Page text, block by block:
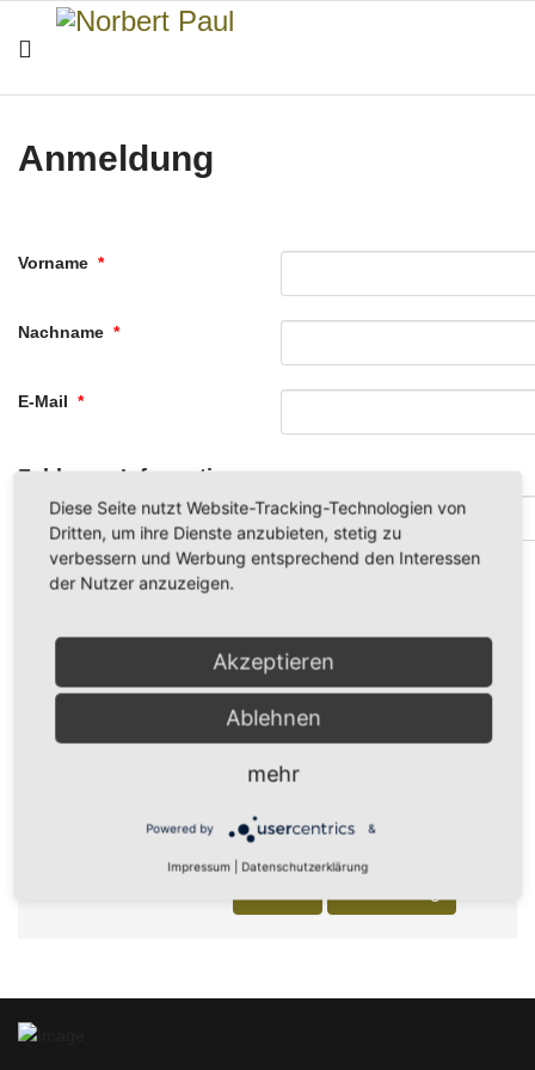
Anmeldung
Vorname *
Nachname *
E-Mail *
Zahlungs-Information
Betrag
€
By registering for this event
Policy, you agree to this
website storing your
Diese Seite nutzt Website-Tracking-Technologien von
Dritten, um ihre Dienste anzubieten, stetig zu
verbessern und Werbung entsprechend den Interessen
der Nutzer anzuzeigen.
Akzeptieren
Ablehnen
mehr
Powered by &
Impressum Datenschutzerklärung